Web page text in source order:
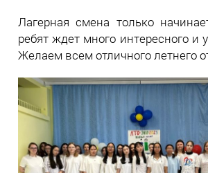
Лагерная смена только
ребят ждет много интересного и
Желаем всем отличного летнего